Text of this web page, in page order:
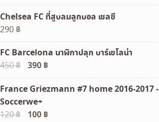
Chelsea FC ที่สูบลมลูกบอล เชลซี
290 ฿
FC Barcelona นาฬิกาปลุก บาร์เซโลน่า
450฿
Original
price
was:
450 ฿.
390 ฿Current
price
is:
France Griezmann #7 home 2016-2017 -
Soccerwe+
120฿
Original
100 ฿Current